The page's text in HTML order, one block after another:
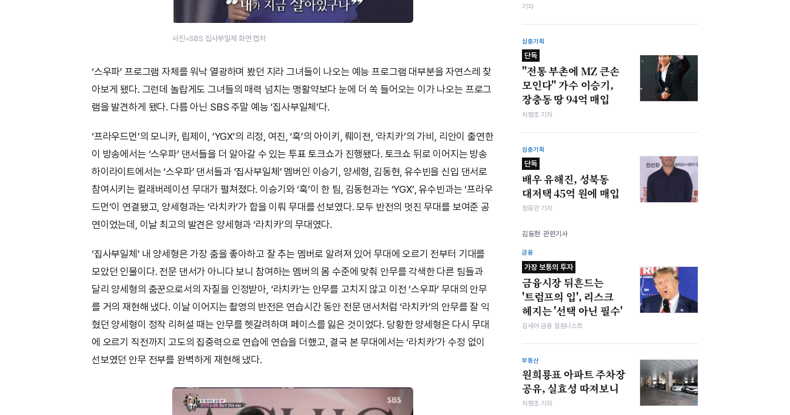
사진=SBS 집사부일체 화면 캡처
‘스우파’ 프로그램 자체를 워낙 열광하며 봤던 지라 그녀들이 나오는 예능 프로그램 대부분을 자연스레 찾
아보게 됐다. 그런데 놀랍게도 그녀들의 매력 넘치는 맹활약보다 눈에 더 쏙 들어오는 이가 나오는 프로그
램을 발견하게 됐다. 다름 아닌 SBS 주말 예능 ‘집사부일체’다.
‘프라우드먼’의 모니카, 립제이, ‘YGX’의 리정, 여진, ‘훅’의 아이키, 뤠이젼, ‘라치카’의 가비, 리안이 출연한
이 방송에서는 ‘스우파’ 댄서들을 더 알아갈 수 있는 투표 토크쇼가 진행됐다. 토크쇼 뒤로 이어지는 방송
하이라이트에서는 ‘스우파’ 댄서들과 ‘집사부일체’ 멤버인 이승기, 양세형, 김동현, 유수빈을 신입 댄서로
참여시키는 컬래버레이션 무대가 펼쳐졌다. 이승기와 ‘훅’이 한 팀, 김동현과는 ‘YGX’, 유수빈과는 ‘프라우
드먼’이 연결됐고, 양세형과는 ‘라치카’가 합을 이뤄 무대를 선보였다. 모두 반전의 멋진 무대를 보여준 공
연이었는데, 이날 최고의 발견은 양세형과 ‘라치카’의 무대였다.
‘집사부일체’ 내 양세형은 가장 춤을 좋아하고 잘 추는 멤버로 알려져 있어 무대에 오르기 전부터 기대를
모았던 인물이다. 전문 댄서가 아니다 보니 참여하는 멤버의 몸 수준에 맞춰 안무를 각색한 다른 팀들과
달리 양세형의 춤꾼으로서의 자질을 인정받아, ‘라치카’는 안무를 고치지 않고 이전 ‘스우파’ 무대의 안무
를 거의 재현해 냈다. 이날 이어지는 촬영의 반전은 연습시간 동안 전문 댄서처럼 ‘라치카’의 안무를 잘 익
혔던 양세형이 정작 리허설 때는 안무를 헷갈려하며 페이스를 잃은 것이었다. 당황한 양세형은 다시 무대
에 오르기 직전까지 고도의 집중력으로 연습에 연습을 더했고, 결국 본 무대에서는 ‘라치카’가 수정 없이
선보였던 안무 전부를 완벽하게 재현해 냈다.
기자
심층기획
단독
"전통 부촌에 MZ 큰손
모인다" 가수 이승기,
장충동 땅 94억 매입
차형조 기자
심층기획
단독
배우 유해진, 성북동
대저택 45억 원에 매입
정동민 기자
김동현 관련기사
금융
가장 보통의 투자
금융시장 뒤흔드는
'트럼프의 입', 리스크
헤지는 '선택 아닌 필수'
김세아 금융 칼럼니스트
부동산
원희룡표 아파트 주차장
공유, 실효성 따져보니
차형조 기자